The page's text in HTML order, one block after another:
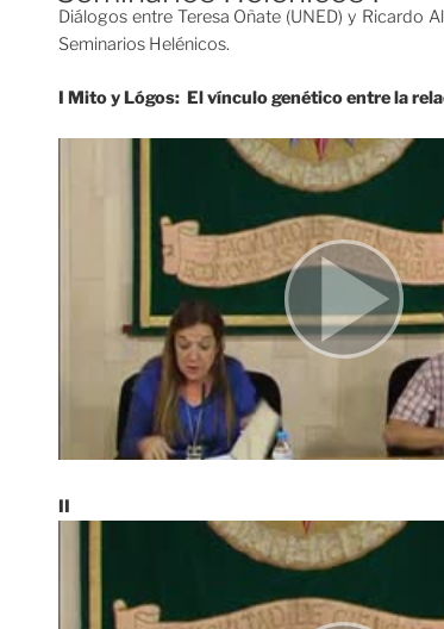
los
griegos
Antigua
I,
UNED)»
Diálogos entre Teresa Oñate (UNED) y Ricardo
Seminarios Helénicos.
I Mito y Lógos: El vínculo genético entre la
II